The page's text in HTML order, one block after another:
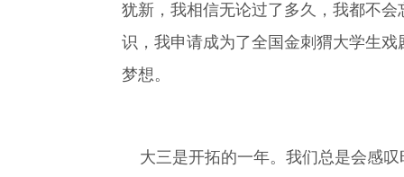
犹新，我相信无论过了多久，我都不
识，我申请成为了全国金刺猬大学生
梦想。
大三是开拓的一年。我们总是会感叹